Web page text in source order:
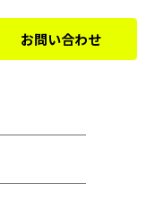
お問い合わせ